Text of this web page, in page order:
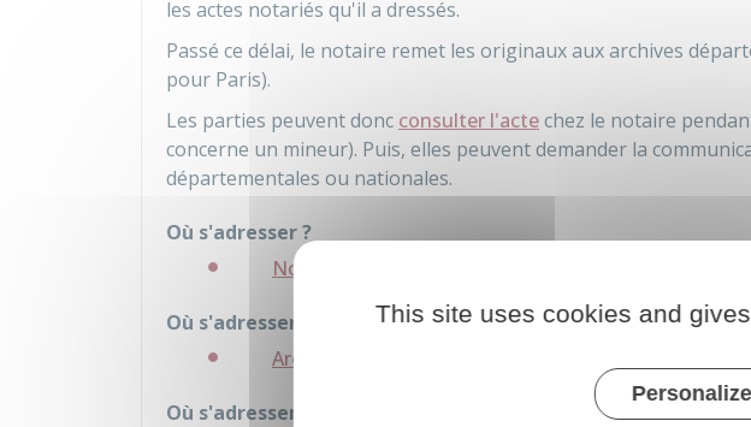
les actes notariés qu'il a dressés.
Passé ce délai, le notaire remet les originaux aux archives
pour Paris).
Les parties peuvent donc consulter l'actechez le notaire
concerne un mineur). Puis, elles peuvent demander la
départementales ou nationales.
Où s'adresser ?
Notaire
Où s'adresser ?
Archives départementales
Où s'adresser ?
This site uses cookies and
Personalize